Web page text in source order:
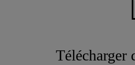
Télécharger